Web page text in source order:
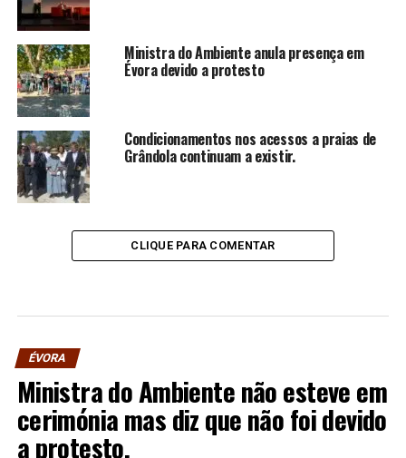
Ministra do Ambiente anula presença em
Évora devido a protesto
Condicionamentos nos acessos a praias de
Grândola continuam a existir.
CLIQUE PARA COMENTAR
ÉVORA
Ministra do Ambiente não esteve em
cerimónia mas diz que não foi devido
a protesto.